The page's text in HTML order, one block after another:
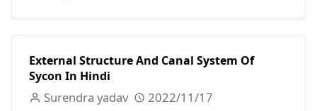
External Structure And Canal System Of
Sycon In Hindi
Surendra yadav 2022/11/17